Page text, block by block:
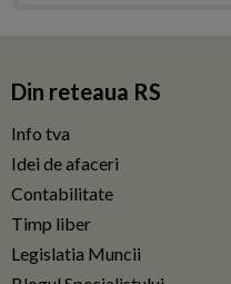
Din reteaua RS
Info tva
Idei de afaceri
Contabilitate
Timp liber
Legislatia Muncii